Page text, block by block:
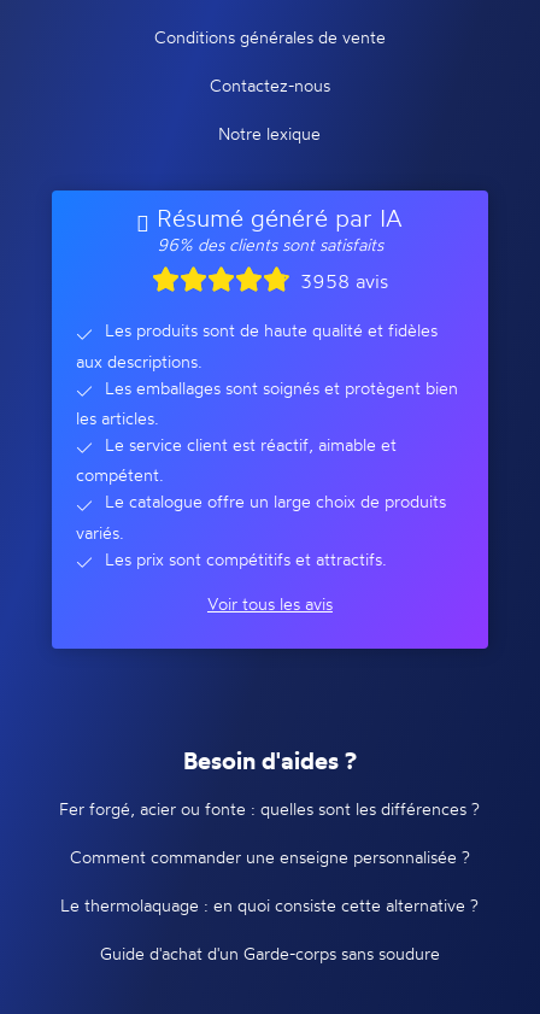
Conditions générales de vente
Contactez-nous
Notre lexique
Résumé généré par IA
96% des clients sont satisfaits
3958 avis
Les produits sont de haute qualité et fidèles
aux descriptions.
Les emballages sont soignés et protègent bien
les articles.
Le service client est réactif, aimable et
compétent.
Le catalogue offre un large choix de produits
variés.
Les prix sont compétitifs et attractifs.
Voir tous les avis
Besoin d'aides ?
Fer forgé, acier ou fonte : quelles sont les différences ?
Comment commander une enseigne personnalisée ?
Le thermolaquage : en quoi consiste cette alternative ?
Guide d'achat d'un Garde-corps sans soudure